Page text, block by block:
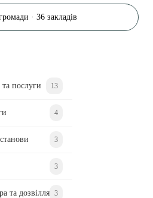
· 36 закладів
послуги 13
4
3
3
та дозвілля 3